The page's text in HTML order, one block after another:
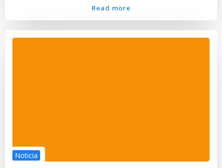
Read more
Noticia